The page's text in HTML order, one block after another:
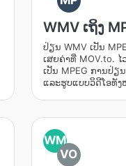
WMV ເຖິງ
ປ່ຽນ WMV ເປັນ
ເສຍຄ່າທີ່ MOV.to. ໄ
ເປັນ MPEG ການປ່ຽ
ແລະຮູບແບບວິດີໂອທັງ
WM
VO